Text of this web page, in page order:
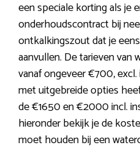
een speciale korting als je
onderhoudscontract bij
ontkalkingszout dat je
aanvullen. De tarieven
vanaf ongeveer €700,
met uitgebreide opties
de €1650 en €2000 incl.
hieronder bekijk je de
moet houden bij een